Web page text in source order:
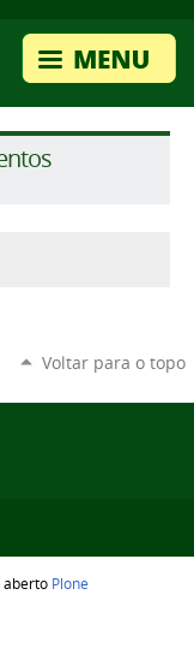
Voltar para o topo
aberto Plone